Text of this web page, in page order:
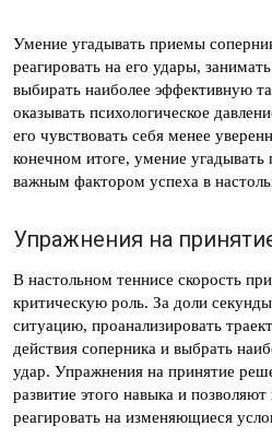
Умение угадывать приемы
реагировать на его удары,
выбирать наиболее эффективную
оказывать психологическое
его чувствовать себя менее
конечном итоге, умение угадывать
важным фактором успеха в
Упражнения на
В настольном теннисе скорость
критическую роль. За доли
ситуацию, проанализировать
действия соперника и выбрать
удар. Упражнения на принятие
развитие этого навыка и
реагировать на изменяющиеся